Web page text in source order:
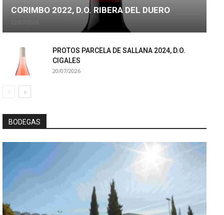
CORIMBO 2022, D.O. RIBERA DEL DUERO
22/07/2026
PROTOS PARCELA DE SALLANA 2024, D.O.
CIGALES
20/07/2026
BODEGAS